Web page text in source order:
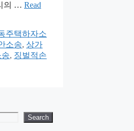
의 … Read
주택하자소
소송, 상가
, 징벌적손
Search